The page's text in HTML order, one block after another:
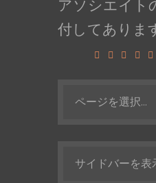
アソシエイト
付してありま
ページを選択...
サイドバーを表